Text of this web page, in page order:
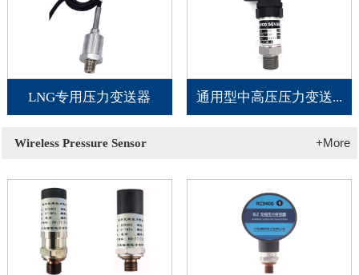
LNG专用压力变送器 通用型中高压压力变送...
Wireless Pressure Sensor +More